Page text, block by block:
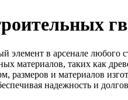
элемент в арсенале любого
материалов, таких как
размеров и материалов
надежность и